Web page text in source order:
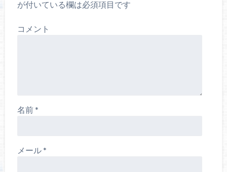
が付いている欄は必須項目です
コメント
名前*
メール*